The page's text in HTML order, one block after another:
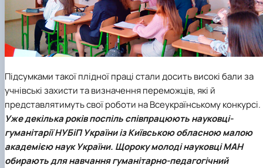
Підсумками такої плідної праці стали досить високі бали за
учнівські захисти та визначення переможців, які й
представлятимуть свої роботи на Всеукраїнському конкурсі.
Уже декілька років поспіль співпрацюють науковці-
гуманітаріїНУБіП УкраїниізКиївською обласною малою
академією наук України. Щороку молоді науковці МАН
обирають для навчаннягуманітарно-педагогічний